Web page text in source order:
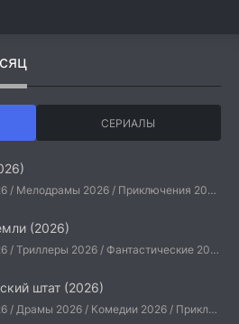
СЕРИАЛЫ
Боевики 2026 / Мелодрамы 2026 / Приключения 2026 / Ужасы 2026 / Фантастические 2026 / Зарубежные фильмы 2026 / Американские фильмы / Фильмы 2026
(2026)
Боевики 2026 / Триллеры 2026 / Фантастические 2026 / Зарубежные фильмы 2026 / Американские фильмы / Фильмы 2026
штат (2026)
Боевики 2026 / Драмы 2026 / Комедии 2026 / Приключения 2026 / Фантастические 2026 / Зарубежные фильмы 2026 / Американские фильмы / Фильмы 2026